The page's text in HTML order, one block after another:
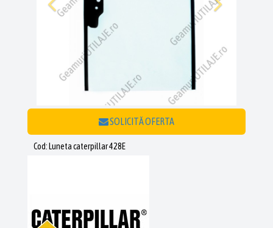
SOLICITĂ OFERTA
Cod: Luneta caterpillar 428E